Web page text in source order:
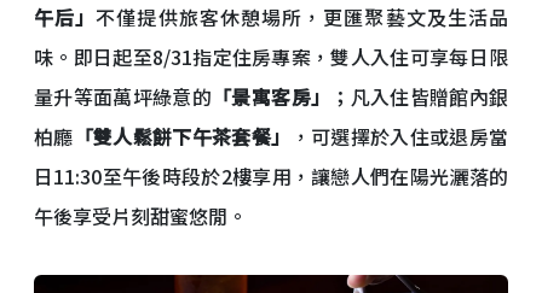
午后」不僅提供旅客休憩場所，更匯聚藝文及生活品
味。即日起至8/31指定住房專案，雙人入住可享每日限
量升等面萬坪綠意的 「景寓客房」
；凡入住皆贈館內銀
柏廳 「雙人鬆餅下午茶套餐」
，可選擇於入住或退房當
日11:30至午後時段於2樓享用，讓戀人們在陽光灑落的
午後享受片刻甜蜜悠閒。